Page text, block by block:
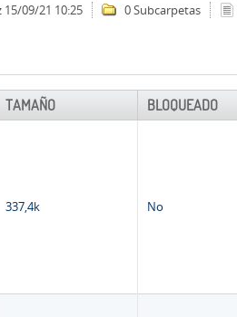
09/21 10:25 0 Subcarpetas
TAMAÑO BLOQUEADO
337,4k No